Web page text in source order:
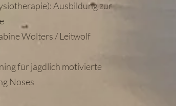
Ausbildung zur
Wolters / Leitwolf
für jagdlich motivierte
Noses